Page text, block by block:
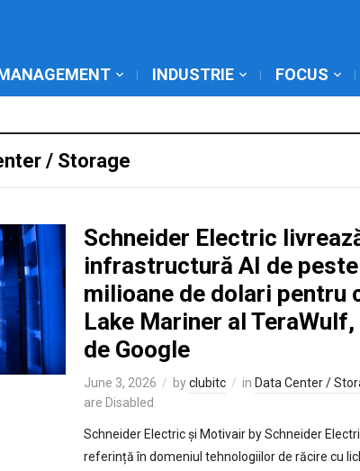
INDUSTRIE FOCUS
/ Storage
Schneider Electric
infrastructură AI de
milioane de dolari pentru
Lake Mariner al
de Google
June 3, 2026 byclubitc in Data Center /
are Disabled
Schneider Electric și Motivair by Schneider
referință în domeniul tehnologiilor de răcire cu